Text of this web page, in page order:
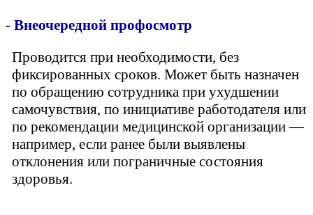
- Внеочередной профосмотр
Проводится при необходимости, без
фиксированных сроков. Может быть назначен
по обращению сотрудника при ухудшении
самочувствия, по инициативе работодателя или
по рекомендации медицинской организации —
например, если ранее были выявлены
отклонения или пограничные состояния
здоровья.